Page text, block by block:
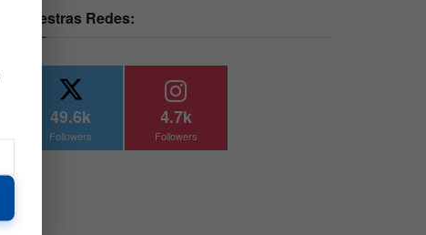
Nuestras Redes:
49.6k
Followers
4.7k
Followers